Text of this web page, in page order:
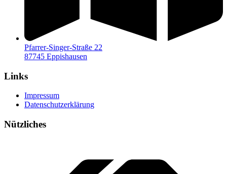
Pfarrer-Singer-Straße 22
87745 Eppishausen
Links
Impressum
Datenschutzerklärung
Nützliches